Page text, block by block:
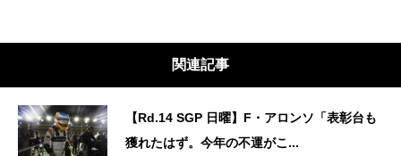
関連記事
【Rd.14 SGP 日曜】F・アロンソ「表彰台も
獲れたはず。今年の不運がこ...